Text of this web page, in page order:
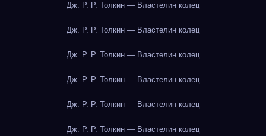
Дж. Р. Р. Толкин — Властелин колец
Дж. Р. Р. Толкин — Властелин колец
Дж. Р. Р. Толкин — Властелин колец
Дж. Р. Р. Толкин — Властелин колец
Дж. Р. Р. Толкин — Властелин колец
Дж. Р. Р. Толкин — Властелин колец